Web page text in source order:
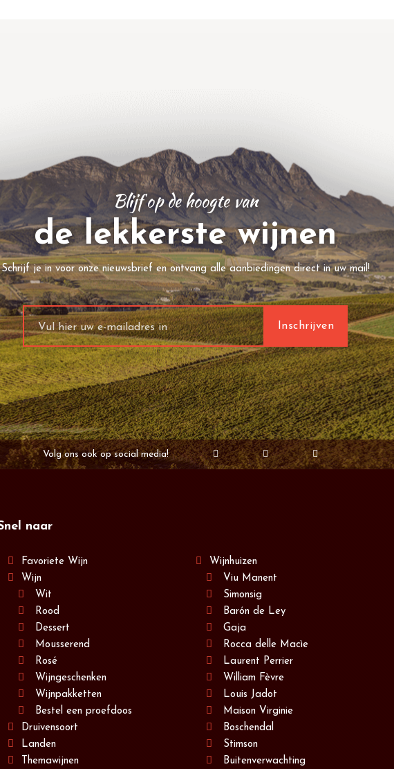
Blijf op de hoogte van
de lekkerste wijnen
Schrijf je in voor onze nieuwsbrief en ontvang alle aanbiedingen direct in uw mail!
Volg ons ook op social media!
naar
Favoriete Wijn
Wijn
Wit
Rood
Dessert
Mousserend
Rosé
Wijngeschenken
Wijnpakketten
Bestel een proefdoos
Druivensoort
Landen
Themawijnen
Wijnhuizen
Viu Manent
Simonsig
Barón de Ley
Gaja
Rocca delle Macìe
Laurent Perrier
William Fèvre
Louis Jadot
Maison Virginie
Boschendal
Stimson
Buitenverwachting